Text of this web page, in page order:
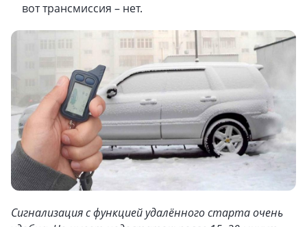
вот трансмиссия – нет.
Сигнализация с функцией удалённого старта очень